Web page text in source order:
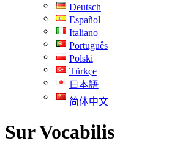
Deutsch
Español
Italiano
Português
Polski
Türkçe
日本語
简体中文
Sur Vocabilis